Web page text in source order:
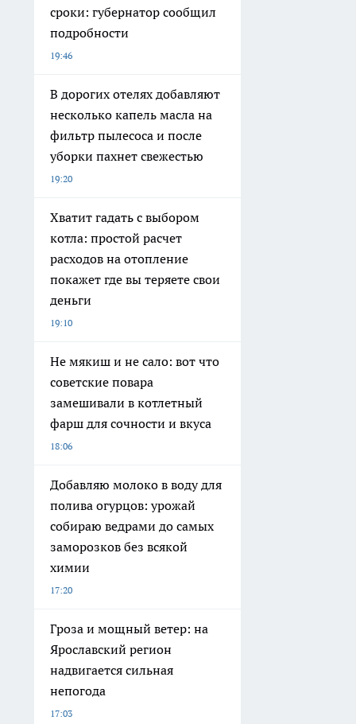
сроки: губернатор сообщил
подробности
19:46
В дорогих отелях добавляют
несколько капель масла на
фильтр пылесоса и после
уборки пахнет свежестью
19:20
Хватит гадать с выбором
котла: простой расчет
расходов на отопление
покажет где вы теряете свои
деньги
19:10
Не мякиш и не сало: вот что
советские повара
замешивали в котлетный
фарш для сочности и вкуса
18:06
Добавляю молоко в воду для
полива огурцов: урожай
собираю ведрами до самых
заморозков без всякой
химии
17:20
Гроза и мощный ветер: на
Ярославский регион
надвигается сильная
непогода
17:03